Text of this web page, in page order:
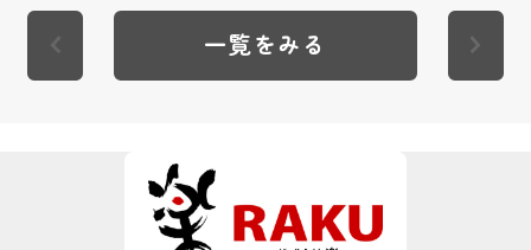
一覧をみる